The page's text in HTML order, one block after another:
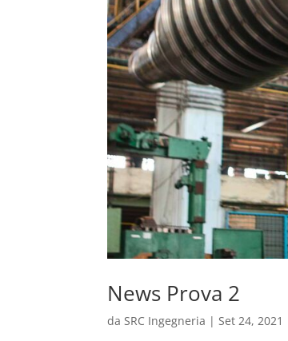
News Prova 2
daSRC Ingegneria |Set 24, 2021